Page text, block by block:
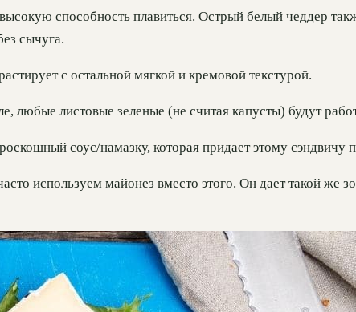
способность плавиться. Острый белый чеддер
сычуга.
с остальной мягкой и кремовой текстурой.
любые листовые зеленые (не считая капусты) будут
соус/намазку, которая придает этому сэндвичу
используем майонез вместо этого. Он дает такой же